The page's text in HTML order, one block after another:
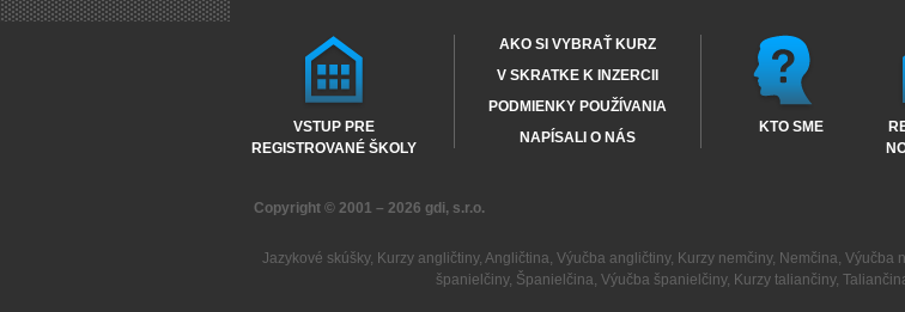
VSTUP PRE
REGISTROVANÉ ŠKOLY
AKO SI VYBRAŤ KURZ
V SKRATKE K INZERCII
PODMIENKY POUŽÍVANIA
NAPÍSALI O NÁS
KTO SME
Copyright © 2001 – 2026 gdi, s.r.o.
Jazykové skúšky, Kurzy angličtiny, Angličtina, Výučba angličtiny, Kurzy nemčiny, Nemčina, Výučba
španielčiny, Španielčina, Výučba španielčiny, Kurzy taliančiny,